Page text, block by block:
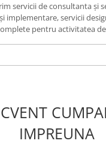
servicii de consultanta și
implementare, servicii
pentru activitatea
IMPREUNA